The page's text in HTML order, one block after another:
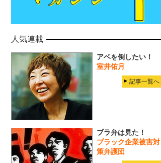
人気連載
アベを倒したい！
室井佑月
記事一覧へ
ブラ弁は見た！
ブラック企業被害対
策弁護団